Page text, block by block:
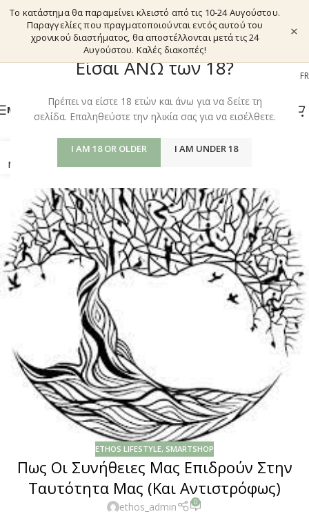
Είσαι ΑΝΩ των 18?
Πρέπει να είστε 18 ετών και άνω για να δείτε τη
σελίδα. Επαληθεύστε την ηλικία σας για να εισέλθετε.
I AM 18 OR OLDER I AM UNDER 18
Το κατάστημα θα παραμείνει κλειστό από τις 10-24 Αυγούστου.
Παραγγελίες που πραγματοποιούνται εντός αυτού του
χρονικού διαστήματος, θα αποστέλλονται μετά τις 24
Αυγούστου. Καλές διακοπές!
×
EL FR
MENU
NOV.
ETHOS LIFESTYLE, SMARTSHOP
Πως Οι Συνήθειες Μας Επιδρούν Στην
Ταυτότητα Μας (Και Αντιστρόφως)
ethos_admin 0